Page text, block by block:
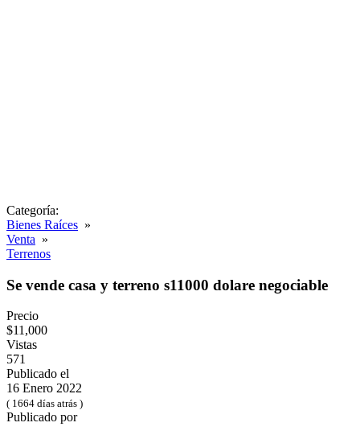
Categoría:
Bienes Raíces »
Venta »
Terrenos
Se vende casa y terreno s11000 dolare negociable
Precio
$11,000
Vistas
571
Publicado el
16 Enero 2022
( 1664 días atrás )
Publicado por